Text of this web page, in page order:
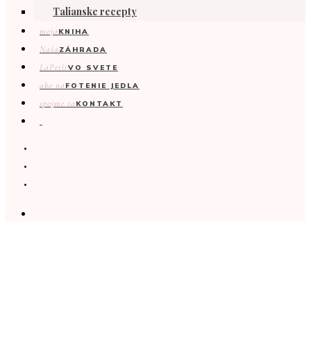
Talianske recepty
moja KNIHA
Naša ZÁHRADA
LaPetitVO SVETE
ako na FOTENIE JEDLA
spojme sa KONTAKT